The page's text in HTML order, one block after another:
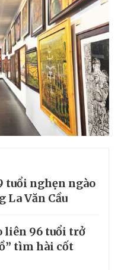
tuổi nghẹn ngào
La Văn Cầu
liên 96 tuổi trở
tìm hài cốt